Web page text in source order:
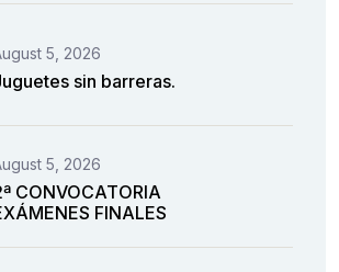
5, 2026
sin barreras.
5, 2026
CONVOCATORIA
FINALES